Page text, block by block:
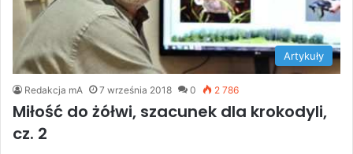
Artykuły
Redakcja mA 7 września 2018 0 2 786
Miłość do żółwi, szacunek dla krokodyli,
cz. 2